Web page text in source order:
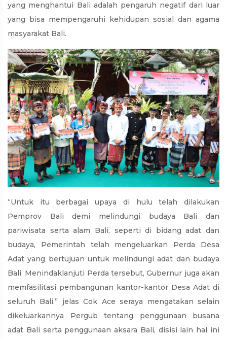
yang menghantui Bali adalah pengaruh negatif dari luar
yang bisa mempengaruhi kehidupan sosial dan agama
masyarakat Bali.
“Untuk itu berbagai upaya di hulu telah dilakukan
Pemprov Bali demi melindungi budaya Bali dan
pariwisata serta alam Bali, seperti di bidang adat dan
budaya, Pemerintah telah mengeluarkan Perda Desa
Adat yang bertujuan untuk melindungi adat dan budaya
Bali. Menindaklanjuti Perda tersebut, Gubernur juga akan
memfasilitasi pembangunan kantor-kantor Desa Adat di
seluruh Bali,” jelas Cok Ace seraya mengatakan selain
dikeluarkannya Pergub tentang penggunaan busana
adat Bali serta penggunaan aksara Bali, disisi lain hal ini